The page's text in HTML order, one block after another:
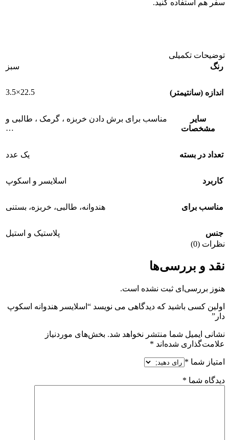
سفر هم استفاده کنید.
توضیحات تکمیلی
رنگ
سبز
اندازه (سانتیمتر) 22.5×3.5
سایر
مشخصات
مناسب برای برش دادن خربزه ، گرمک ، طالبی و
…
تعداد در بسته یک عدد
کاربرد اسلایسر و اسکوپ
مناسب برای هندوانه، طالبی، خربزه، بستنی
جنس
پلاستیک و استیل
نظرات (0)
نقد و بررسی‌ها
هنوز بررسی‌ای ثبت نشده است.
اولین کسی باشید که دیدگاهی می نویسد “اسلایسر هندوانه اسکوپ
دار”
نشانی ایمیل شما منتشر نخواهد شد. بخش‌های موردنیاز
علامت‌گذاری شده‌اند *
امتیاز شما *
دیدگاه شما *